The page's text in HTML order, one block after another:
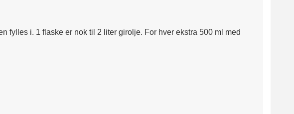
fylles i. 1 flaske er nok til 2 liter girolje. For hver ekstra 500 ml med